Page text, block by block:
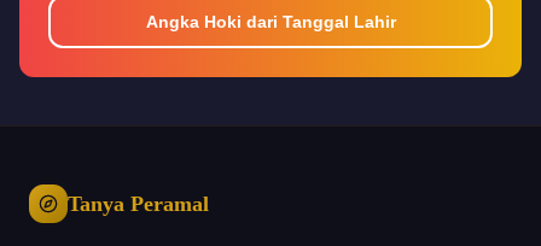
Angka Hoki dari Tanggal Lahir
Tanya Peramal